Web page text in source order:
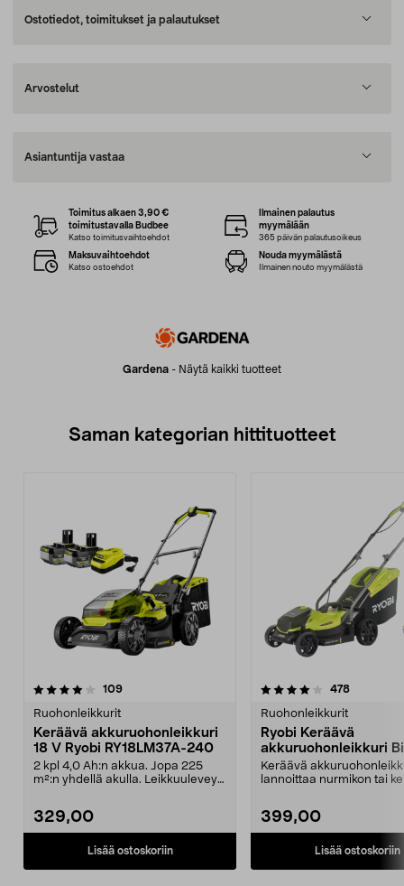
Ostotiedot, toimitukset ja palautukset
Arvostelut
Asiantuntija vastaa
Gardena - Näytä kaikki tuotteet
Toimitus alkaen 3,90 €
toimitustavalla Budbee
Katso toimitusvaihtoehdot
Ilmainen palautus
myymälään
365 päivän palautusoikeus
Maksuvaihtoehdot
Katso ostoehdot
Nouda myymälästä
Ilmainen nouto myymälästä
Saman kategorian hittituotteet
109arvostelut
Ruohonleikkurit
Keräävä akkuruohonleikkuri
18 V Ryobi RY18LM37A-240
2 kpl 4,0 Ah:n akkua. Jopa 225
m²:n yhdellä akulla. Leikkuuleveys
329,00
Lisää ostoskoriin
4.0 viidestä
478arvostelut
Ruohonleikkurit
Ryobi Keräävä
akkuruohonleikkuri
18 V, RLM18X33B50
Keräävä
lannoittaa nurmikon tai
399,00
Lisää ostoskoriin
4.5 viidestä